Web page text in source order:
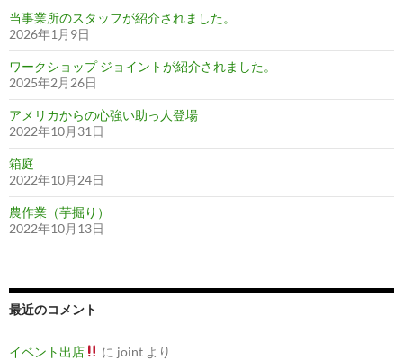
当事業所のスタッフが紹介されました。
2026年1月9日
ワークショップ ジョイントが紹介されました。
2025年2月26日
アメリカからの心強い助っ人登場
2022年10月31日
箱庭
2022年10月24日
農作業（芋掘り）
2022年10月13日
最近のコメント
イベント出店 に jointより